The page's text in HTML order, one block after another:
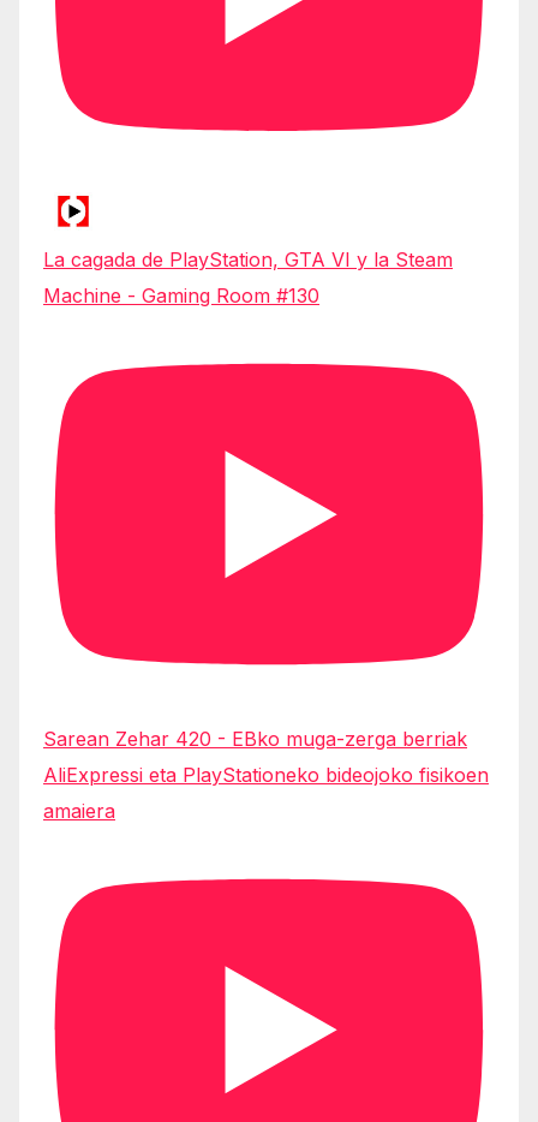
La cagada de PlayStation, GTA VI y la Steam
Machine - Gaming Room #130
Sarean Zehar 420 - EBko muga-zerga berriak
AliExpressi eta PlayStationeko bideojoko fisikoen
amaiera